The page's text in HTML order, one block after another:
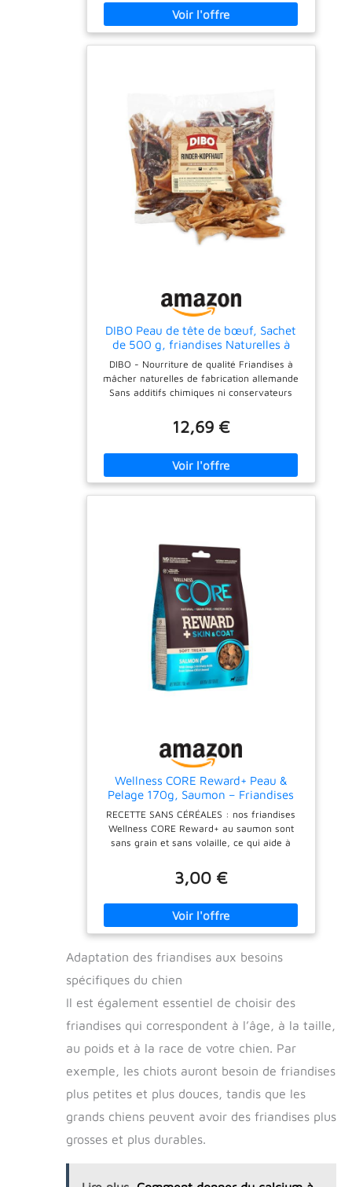
DIBO Peau de tête de bœuf, Sachet
de 500 g, friandises Naturelles à
mâcher ou friandises pour
intermédiaires, Nourriture pour
Chien, Article à mâcher de qualité
sans Produits Chimiques
DIBO - Nourriture de qualité Friandises à
mâcher naturelles de fabrication allemande
Sans additifs chimiques ni conservateurs
Fabricant de qualité depuis plus de 30 ans
12,69 €
Wellness CORE Reward+ Peau &
Pelage 170g, Saumon – Friandises
Chiens
RECETTE SANS CÉRÉALES : nos friandises
Wellness CORE Reward+ au saumon sont
sans grain et sans volaille, ce qui aide à
SAUMON COMME INGRÉDIENT PRINCIPAL :
des friandises tendres au saumon pour
journée. SUPPORT DE LA PEAU ET DU PELAGE
: les acides gras oméga 3 et 6 de l'huile de
une peau saine et un pelage brillant.
friandise délicieuse, facile à digérer et
naturellement hypoallergénique pour aider
RÉCOMPENSES SANS CULPABLITÉ : taille
idéale avec une texture douce et seulement
5 kcal par pièce.
3,00 €
Adaptation des friandises aux besoins
spécifiques du chien
Il est également essentiel de choisir des
friandises qui correspondent à l’âge, à la taille,
au poids et à la race de votre chien. Par
exemple, les chiots auront besoin de friandises
plus petites et plus douces, tandis que les
grands chiens peuvent avoir des friandises plus
grosses et plus durables.